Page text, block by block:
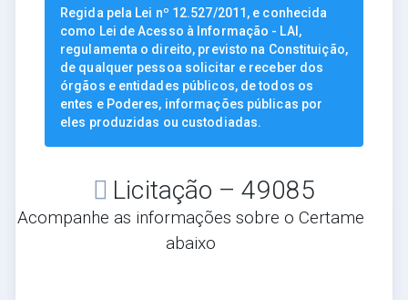
Regida pela Lei nº 12.527/2011, e conhecida
como Lei de Acesso à Informação - LAI,
regulamenta o direito, previsto na Constituição,
de qualquer pessoa solicitar e receber dos
órgãos e entidades públicos, de todos os
entes e Poderes, informações públicas por
eles produzidas ou custodiadas.
Licitação – 49085
Acompanhe as informações sobre o Certame
abaixo